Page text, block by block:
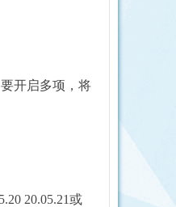
开启多项，将
20.05.21或